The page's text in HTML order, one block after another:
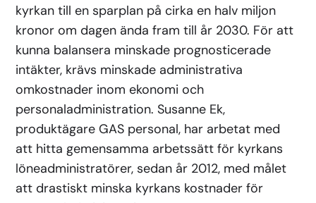
kyrkan till en sparplan på cirka en halv miljon
kronor om dagen ända fram till år 2030. För att
kunna balansera minskade prognosticerade
intäkter, krävs minskade administrativa
omkostnader inom ekonomi och
personaladministration. Susanne Ek,
produktägare GAS personal, har arbetat med
att hitta gemensamma arbetssätt för kyrkans
löneadministratörer, sedan år 2012, med målet
att drastiskt minska kyrkans kostnader för